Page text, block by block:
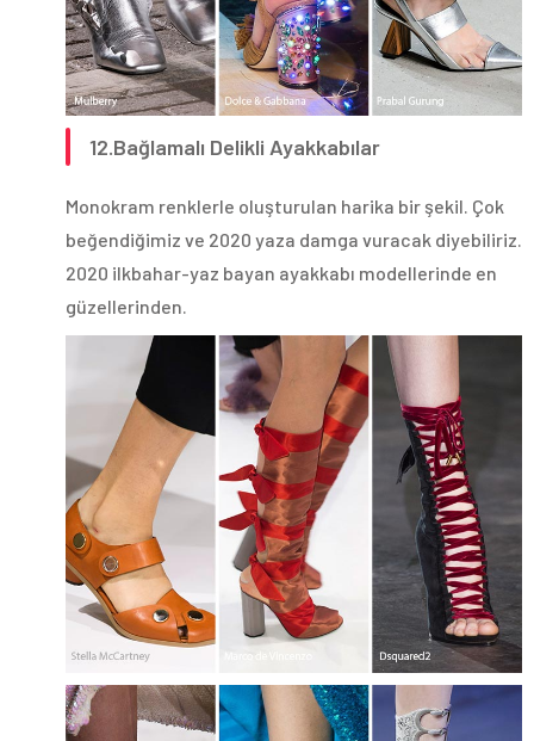
12.Bağlamalı Delikli Ayakkabılar
Monokram renklerle oluşturulan harika bir şekil. Çok
beğendiğimiz ve 2020 yaza damga vuracak diyebiliriz.
2020 ilkbahar-yaz bayan ayakkabı modellerinde en
güzellerinden.